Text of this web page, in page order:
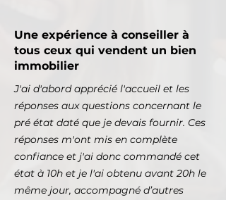
Une expérience à conseiller à
tous ceux qui vendent un bien
immobilier
J'ai d'abord apprécié l'accueil et les
réponses aux questions concernant le
pré état daté que je devais fournir. Ces
réponses m'ont mis en complète
confiance et j'ai donc commandé cet
état à 10h et je l'ai obtenu avant 20h le
même jour, accompagné d’autres